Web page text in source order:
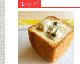
レシピ